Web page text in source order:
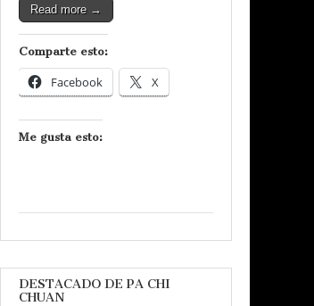
Read more →
Comparte esto:
Facebook X
Me gusta esto:
DESTACADO DE PA CHI
CHUAN